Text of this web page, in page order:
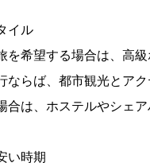
イル
を希望する場合は、高
ならば、都市観光とア
合は、ホステルやシェ
い時期